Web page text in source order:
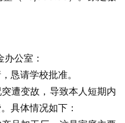
公室：
恳请学校批准。
遭变故，导致本人短期内
具体情况如下：